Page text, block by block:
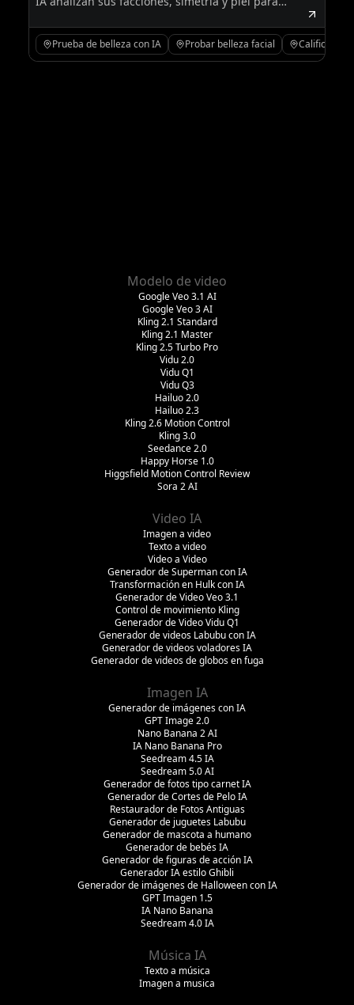
Saber
con privacidad.
Prueba de belleza con IA Probar belleza facial Calificación
Modelo de video
Google Veo 3.1 AI
Google Veo 3 AI
Kling 2.1 Standard
Kling 2.1 Master
Kling 2.5 Turbo Pro
Vidu 2.0
Vidu Q1
Vidu Q3
Hailuo 2.0
Hailuo 2.3
Kling 2.6 Motion Control
Kling 3.0
Seedance 2.0
Happy Horse 1.0
Higgsfield Motion Control Review
Sora 2 AI
Video IA
Imagen a video
Texto a video
Video a Video
Generador de Superman con IA
Transformación en Hulk con IA
Generador de Video Veo 3.1
Control de movimiento Kling
Generador de Video Vidu Q1
Generador de videos Labubu con IA
Generador de videos voladores IA
Generador de videos de globos en fuga
Imagen IA
Generador de imágenes con IA
GPT Image 2.0
Nano Banana 2 AI
IA Nano Banana Pro
Seedream 4.5 IA
Seedream 5.0 AI
Generador de fotos tipo carnet IA
Generador de Cortes de Pelo IA
Restaurador de Fotos Antiguas
Generador de juguetes Labubu
Generador de mascota a humano
Generador de bebés IA
Generador de figuras de acción IA
Generador IA estilo Ghibli
Generador de imágenes de Halloween con IA
GPT Imagen 1.5
IA Nano Banana
Seedream 4.0 IA
Música IA
Texto a música
Imagen a musica